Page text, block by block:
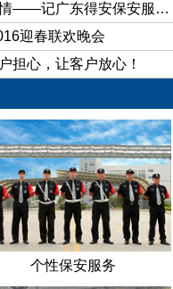
管理部门治理偷、逃、漏
来到位于清远市区70公
司总经理助理、连南分公
南矿山大队驻各什量站保
坡头314站上的个保安岗
保安岗点，再到现如今
站点保安力量配置、工
，保安合同的合作、终止
务工作都了如指掌，并经
诠释了保安人对社会无限的爱和真情——记广东得安保安服务有限公司清远分公司“献血状元”李德
迎春联欢晚会
担心，让客户放心！
个性保安服务